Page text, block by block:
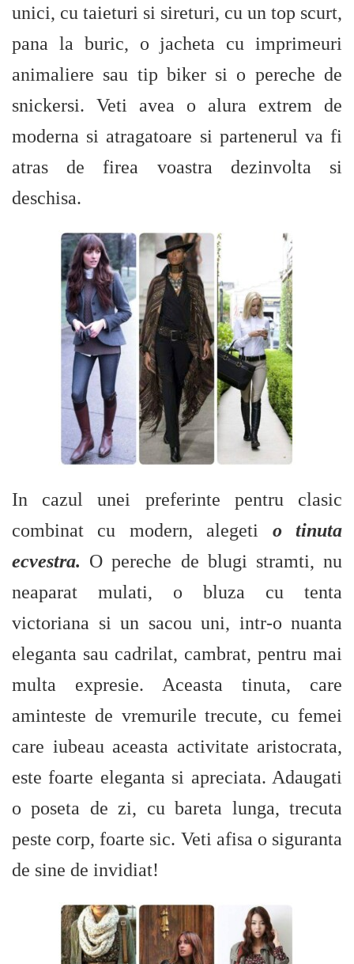
unici, cu taieturi si sireturi, cu un top scurt,
pana la buric, o jacheta cu imprimeuri
animaliere sau tip biker si o pereche de
snickersi. Veti avea o alura extrem de
moderna si atragatoare si partenerul va fi
atras de firea voastra dezinvolta si
deschisa.
In cazul unei preferinte pentru clasic
combinat cu modern, alegeti o tinuta
ecvestra. O pereche de blugi stramti, nu
neaparat mulati, o bluza cu tenta
victoriana si un sacou uni, intr-o nuanta
eleganta sau cadrilat, cambrat, pentru mai
multa expresie. Aceasta tinuta, care
aminteste de vremurile trecute, cu femei
care iubeau aceasta activitate aristocrata,
este foarte eleganta si apreciata. Adaugati
o poseta de zi, cu bareta lunga, trecuta
peste corp, foarte sic. Veti afisa o siguranta
de sine de invidiat!